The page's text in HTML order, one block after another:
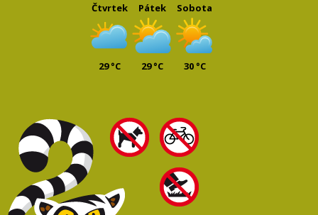
Čtvrtek
29 °C
Pátek
29 °C
Sobota
30 °C